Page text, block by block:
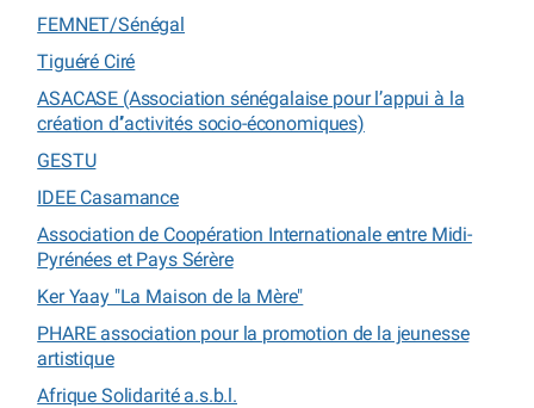
FEMNET/Sénégal
Tiguéré Ciré
ASACASE (Association sénégalaise pour l’appui à la
création d’’activités socio-économiques)
GESTU
IDEE Casamance
Association de Coopération Internationale entre Midi-
Pyrénées et Pays Sérère
Ker Yaay "La Maison de la Mère"
PHARE association pour la promotion de la jeunesse
artistique
Afrique Solidarité a.s.b.l.